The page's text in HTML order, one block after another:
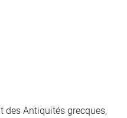
des Antiquités grecques,